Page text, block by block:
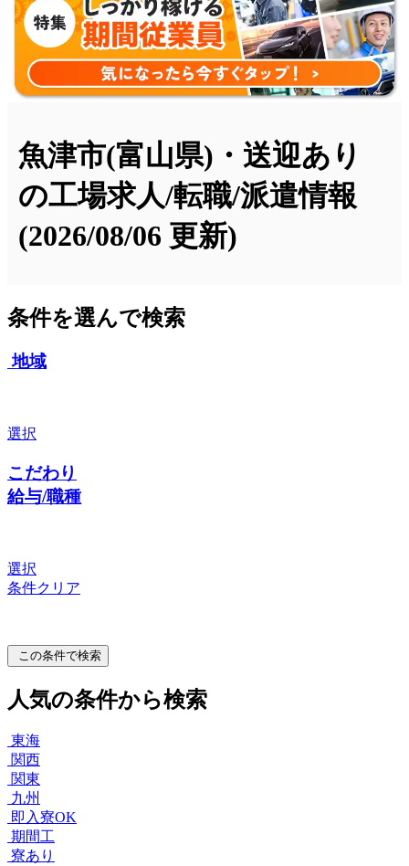
魚津市(富山県)・送迎あり
の工場求人/転職/派遣情報
(2026/08/06 更新)
条件を選んで検索
地域
選択
こだわり
給与/職種
選択
条件クリア
この条件で検索
人気の条件から検索
東海
関西
関東
九州
即入寮OK
期間工
寮あり